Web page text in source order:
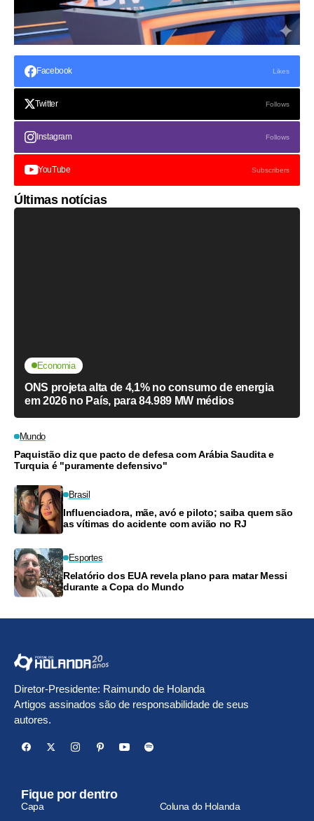
Facebook Likes
Twitter Follows
Instagram Follows
YouTube Subscribers
Últimas notícias
Economia
ONS projeta alta de 4,1% no consumo de energia
em 2026 no País, para 84.989 MW médios
Mundo
Paquistão diz que pacto de defesa com Arábia Saudita e
Turquia é "puramente defensivo"
Brasil
Influenciadora, mãe, avó e piloto; saiba quem são
as vítimas do acidente com avião no RJ
Esportes
Relatório dos EUA revela plano para matar Messi
durante a Copa do Mundo
Diretor-Presidente: Raimundo de Holanda
Artigos assinados são de responsabilidade de seus
autores.
Fique por dentro
Capa Coluna do Holanda